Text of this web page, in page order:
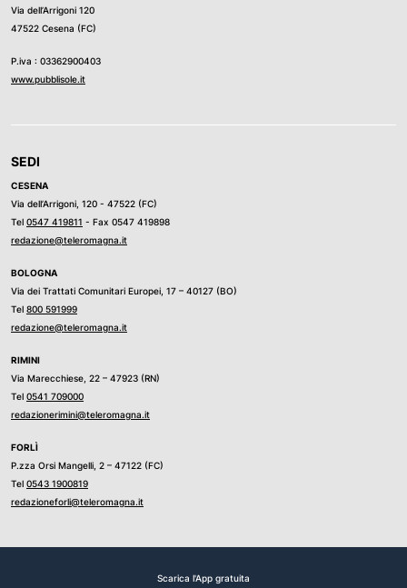
Via dell’Arrigoni 120
47522 Cesena (FC)
P.iva : 03362900403
www.pubblisole.it
SEDI
CESENA
Via dell’Arrigoni, 120 - 47522 (FC)
Tel 0547 419811 - Fax 0547 419898
redazione@teleromagna.it
BOLOGNA
Via dei Trattati Comunitari Europei, 17 – 40127 (BO)
Tel 800 591999
redazione@teleromagna.it
RIMINI
Via Marecchiese, 22 – 47923 (RN)
Tel 0541 709000
redazionerimini@teleromagna.it
FORLÌ
P.zza Orsi Mangelli, 2 – 47122 (FC)
Tel 0543 1900819
redazioneforli@teleromagna.it
Scarica l'App gratuita